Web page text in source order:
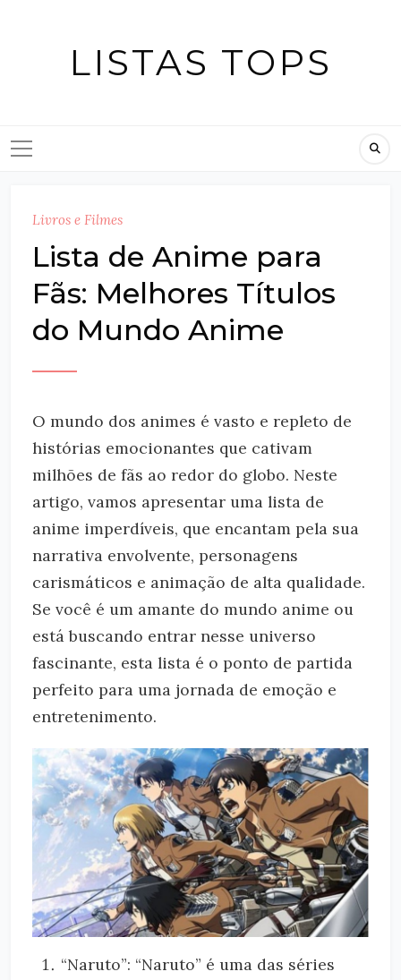
LISTAS TOPS
Livros e Filmes
Lista de Anime para
Fãs: Melhores Títulos
do Mundo Anime
O mundo dos animes é vasto e repleto de
histórias emocionantes que cativam
milhões de fãs ao redor do globo. Neste
artigo, vamos apresentar uma lista de
anime imperdíveis, que encantam pela sua
narrativa envolvente, personagens
carismáticos e animação de alta qualidade.
Se você é um amante do mundo anime ou
está buscando entrar nesse universo
fascinante, esta lista é o ponto de partida
perfeito para uma jornada de emoção e
entretenimento.
“Naruto”: “Naruto” é uma das séries